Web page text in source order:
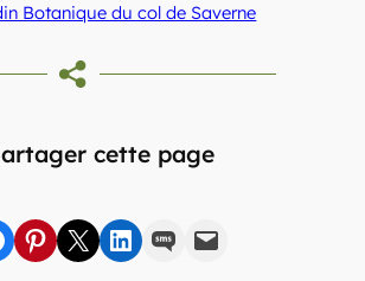
Botanique du col de Saverne
cette page
sur Facebook
sur Pinterest
sur X sur LinkedIn
par SMSpar e-mail